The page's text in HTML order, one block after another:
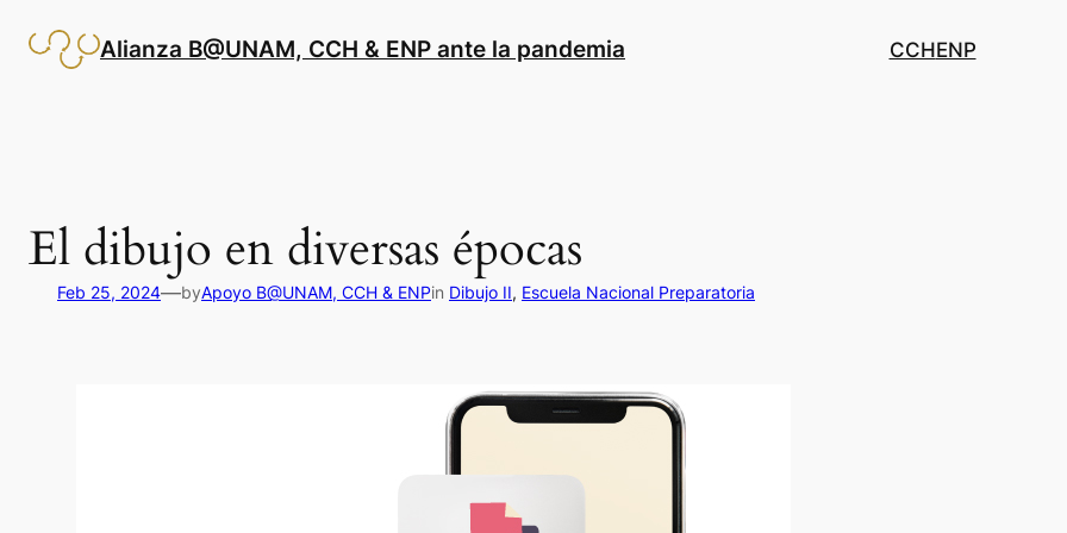
contenido
Alianza B@UNAM, CCH & ENP ante la pandemia CCHENP
El dibujo en diversas épocas
Feb 25, 2024—byApoyo B@UNAM, CCH & ENPin Dibujo II, Escuela Nacional Preparatoria